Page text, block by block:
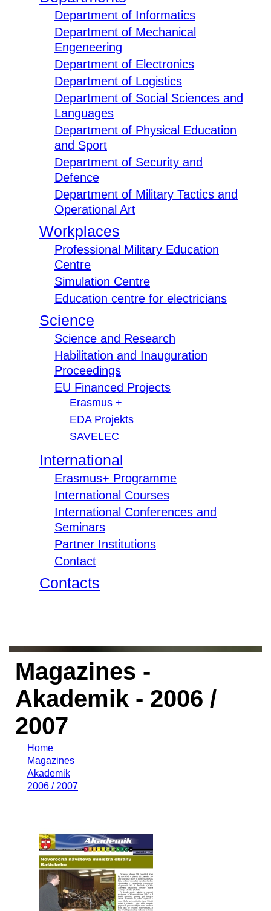
Department of Informatics
Department of Mechanical
Engeneering
Department of Electronics
Department of Logistics
Department of Social Sciences and
Languages
Department of Physical Education
and Sport
Department of Security and
Defence
Department of Military Tactics and
Operational Art
Workplaces
Professional Military Education
Centre
Simulation Centre
Education centre for electricians
Science
Science and Research
Habilitation and Inauguration
Proceedings
EU Financed Projects
Erasmus +
EDA Projekts
SAVELEC
International
Erasmus+ Programme
International Courses
International Conferences and
Seminars
Partner Institutions
Contact
Contacts
Magazines -
Akademik - 2006 /
2007
Home
Magazines
Akademik
2006 / 2007